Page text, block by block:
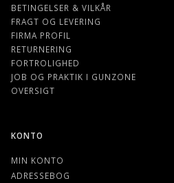
BETINGELSER & VILKÅR
FRAGT OG LEVERING
FIRMA PROFIL
RETURNERING
FORTROLIGHED
JOB OG PRAKTIK I GUNZONE
OVERSIGT
KONTO
MIN KONTO
ADRESSEBOG